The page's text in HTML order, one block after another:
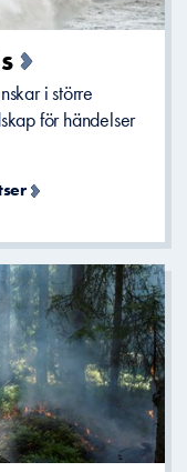
i större
för händelser